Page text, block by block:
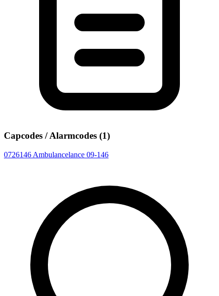
Capcodes / Alarmcodes (1)
0726146 Ambulancelance 09-146